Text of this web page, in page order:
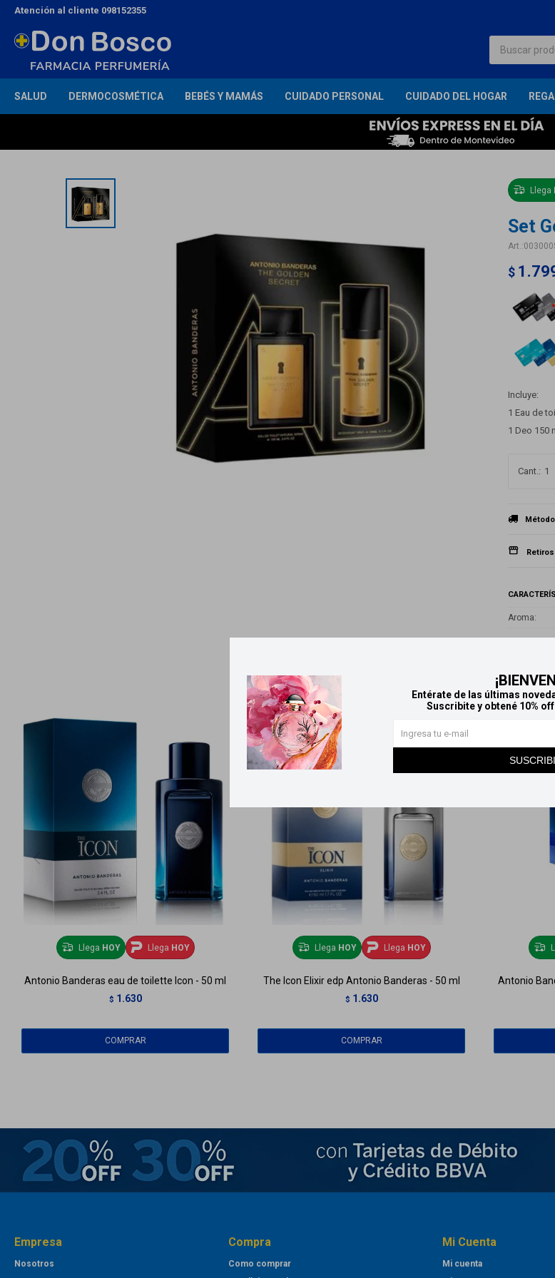
Entérate de las últimas
Suscribite y obtené 10%
SALUD DERMOCOSMÉTICA BEBÉS Y MAMÁS CUIDADO PERSONAL CUIDADO DEL HOGAR
Atención al cliente 098152355
Llega
Set
$
Incluye:
1 Eau de
1 Deo 150
1
Aroma
Llega HOY Llega HOY
Antonio Banderas eau de toilette Icon - 50 ml
$ 1.630
Llega HOY Llega HOY
The Icon Elixir edp Antonio Banderas - 50 ml
$ 1.630
Antonio
Empresa
Nosotros
Compra
Como comprar
Mi Cuenta
Mi cuenta